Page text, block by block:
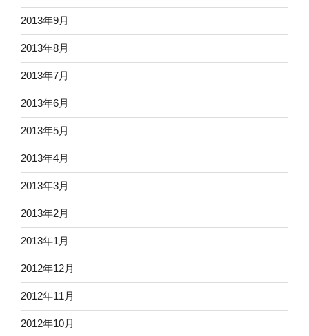
2013年9月
2013年8月
2013年7月
2013年6月
2013年5月
2013年4月
2013年3月
2013年2月
2013年1月
2012年12月
2012年11月
2012年10月